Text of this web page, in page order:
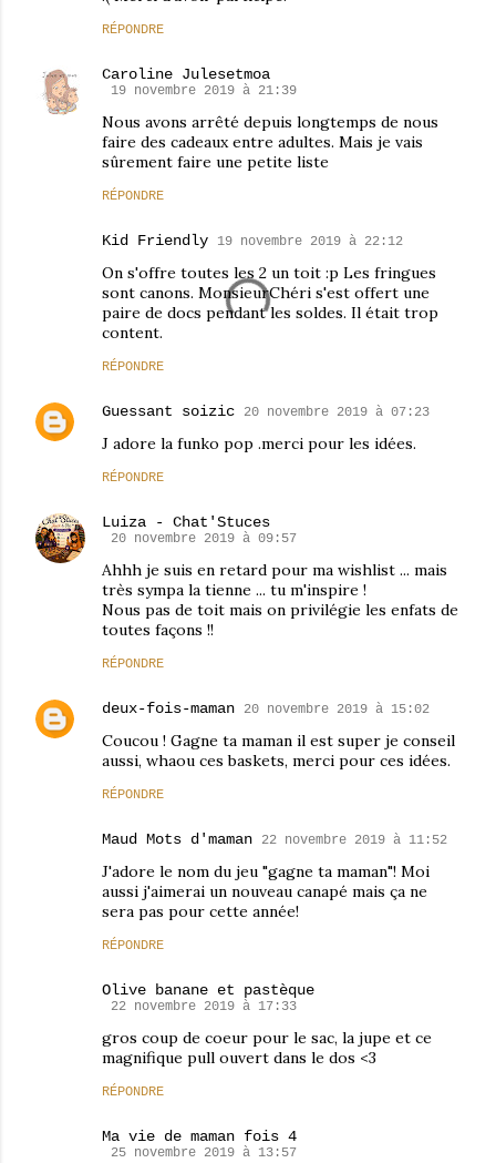
RÉPONDRE
Caroline Julesetmoa
19 novembre 2019 à 21:39
Nous avons arrêté depuis longtemps de nous
faire des cadeaux entre adultes. Mais je vais
sûrement faire une petite liste
RÉPONDRE
Kid Friendly 19 novembre 2019 à 22:12
On s'offre toutes les 2 un toit :p Les fringues
sont canons. MonsieurChéri s'est offert une
paire de docs pendant les soldes. Il était trop
content.
RÉPONDRE
Guessant soizic 20 novembre 2019 à 07:23
J adore la funko pop .merci pour les idées.
RÉPONDRE
Luiza - Chat'Stuces
20 novembre 2019 à 09:57
Ahhh je suis en retard pour ma wishlist ... mais
très sympa la tienne ... tu m'inspire !
Nous pas de toit mais on privilégie les enfats de
toutes façons !!
RÉPONDRE
deux-fois-maman 20 novembre 2019 à 15:02
Coucou ! Gagne ta maman il est super je conseil
aussi, whaou ces baskets, merci pour ces idées.
RÉPONDRE
Maud Mots d'maman 22 novembre 2019 à 11:52
J'adore le nom du jeu "gagne ta maman"! Moi
aussi j'aimerai un nouveau canapé mais ça ne
sera pas pour cette année!
RÉPONDRE
Olive banane et pastèque
22 novembre 2019 à 17:33
gros coup de coeur pour le sac, la jupe et ce
magnifique pull ouvert dans le dos <3
RÉPONDRE
Ma vie de maman fois 4
25 novembre 2019 à 13:57